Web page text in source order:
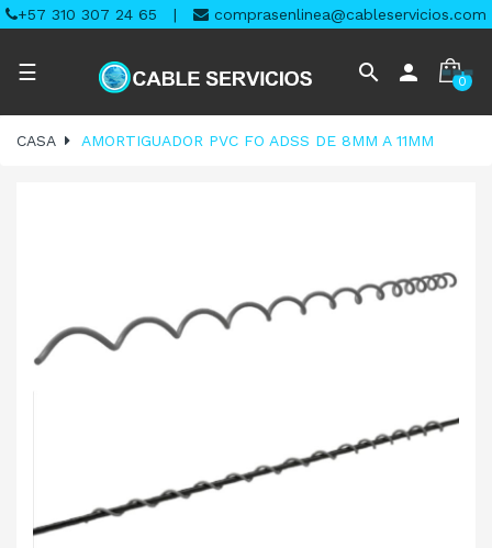
+57 310 307 24 65 | comprasenlinea@cableservicios.com
Navegación
palanca
☰ search person 0
CASA AMORTIGUADOR PVC FO ADSS DE 8MM A 11MM